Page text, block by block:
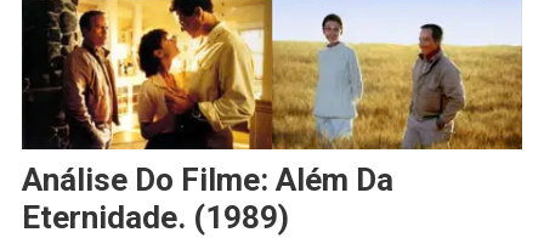
Análise Do Filme: Além Da
Eternidade. (1989)